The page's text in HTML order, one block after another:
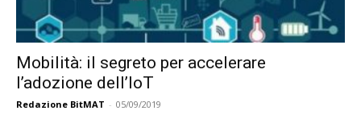
Mobilità: il segreto per accelerare
l’adozione dell’IoT
Redazione BitMAT - 05/09/2019